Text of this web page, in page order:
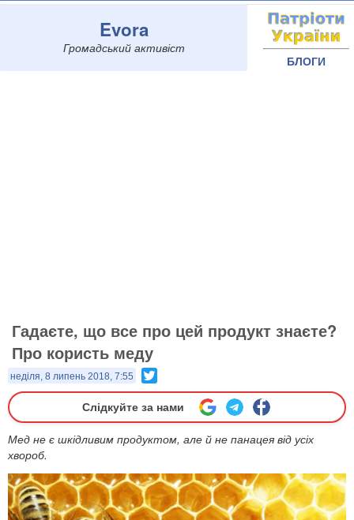
Evora
Громадський активіст
БЛОГИ
Гадаєте, що все про цей продукт знаєте?
Про користь меду
неділя, 8 липень 2018, 7:55
Слідкуйте за нами
Мед не є шкідливим продуктом, але й не панацея від усіх
хвороб.